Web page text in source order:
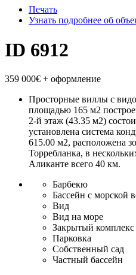
Печать
Узнать подробнее об
ID 6912
359 000€ + оформление
Просторные виллы с
площадью 165 м2
2-й этаж (43.35 м2)
установлена система
615.00 м2, расположена
Торребланка, в
Аликанте всего 40 км.
Барбекю
Бассейн с морской
Вид
Вид на море
Закрытый комплекс
Парковка
Собственный сад
Частный бассейн